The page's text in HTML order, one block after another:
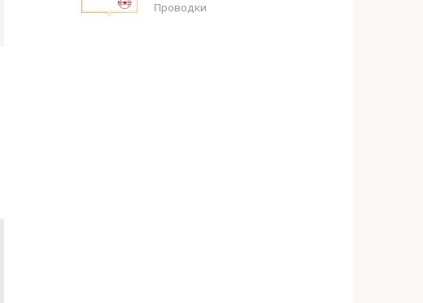
Проводки